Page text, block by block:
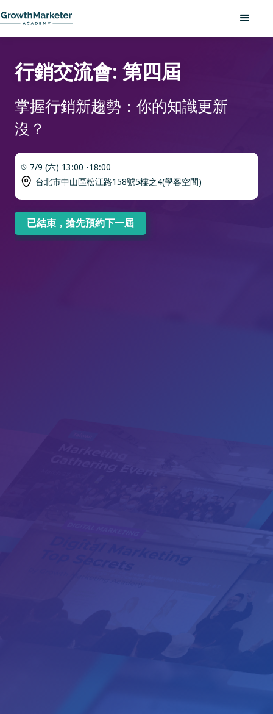
行銷交流會: 第四屆
掌握行銷新趨勢：你的知識更新
沒？
7/9 (六) 13:00 -18:00
台北市中山區松江路158號5樓之4(學客空間)
已結束，搶先預約下一屆